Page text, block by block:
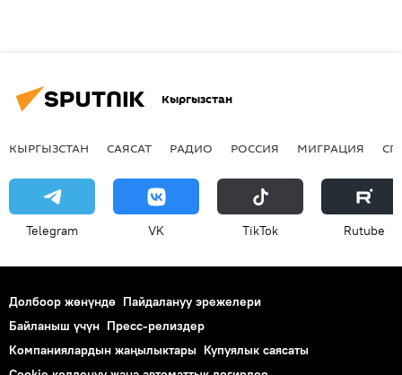
Кыргызстан
КЫРГЫЗСТАН САЯСАТ РАДИО РОССИЯ МИГРАЦИЯ
Telegram VK ТikТоk Rutube
Долбоор жөнүндө Пайдалануу эрежелери
Байланыш үчүн Пресс-релиздер
Компаниялардын жаңылыктары Купуялык саясаты